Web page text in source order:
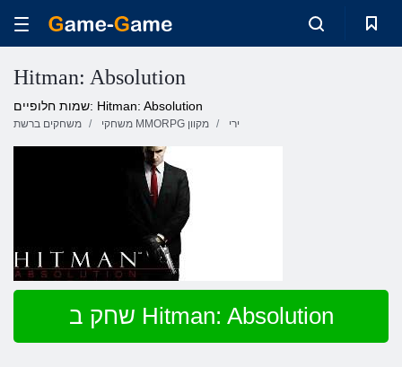
Hitman: Absolution
שמות חלופיים: Hitman: Absolution
משחקים ברשת משחקי MMORPG מקוון ירי
שחק ב Hitman: Absolution